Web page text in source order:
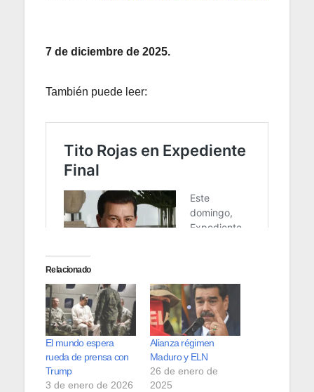
7 de diciembre de 2025.
También puede leer:
Relacionado
El mundo espera
rueda de prensa con
Trump
3 de enero de 2026
Alianza régimen
Maduro y ELN
26 de enero de
2025